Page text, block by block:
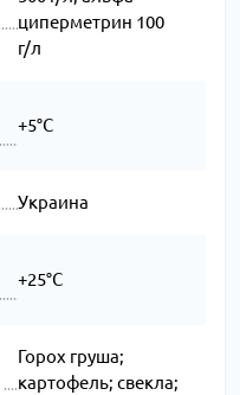
циперметрин 100
г/л
+5°C
Украина
+25°C
Горох груша;
картофель; свекла;